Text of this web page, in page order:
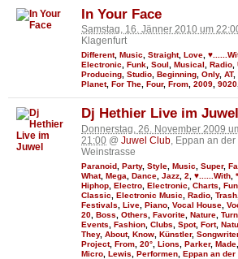
In Your Face
Samstag, 16. Jänner 2010 um
Klagenfurt
Different, Music, Straight, Love,
Electronic, Funk, Soul, Musical, Radio,
Producing, Studio, Beginning, Only, AT,
Planet, For The, Four, From, 2009, 9020
Dj Hethier Live im Juwel
Donnerstag, 26. November 2009
21:00 @ Juwel Club , Eppan an der
Weinstrasse
Paranoid Party, Style Music Super,
What, Mega Dance Jazz 2 ♥......With
Hiphop Electro Electronic Charts
Classic
Electronic Music Radio Trash
Festivals
Live Piano Vocal House
20 Boss Others Favorite Nature
Events
Fashion Clubs Spot, Fort,
They, About, Know Künstler, Songwriter
Project, From 20° Lions Parker, Made
Micro Lewis Performen Eppan an